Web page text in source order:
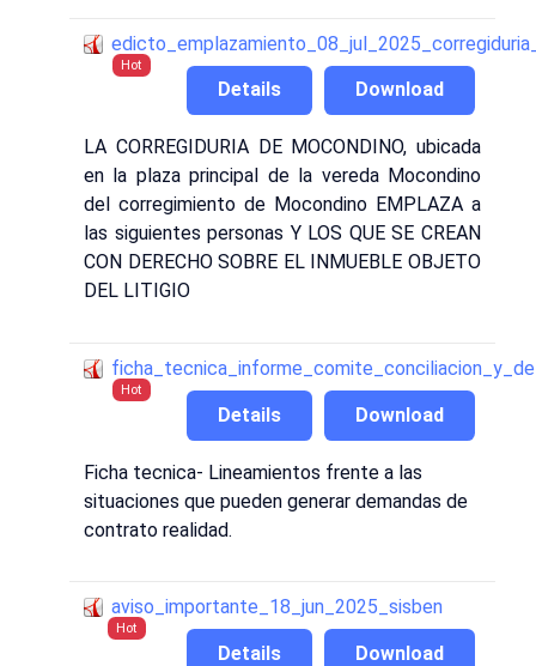
Hot
Download
Details
LA CORREGIDURIA DE MOCONDINO, ubicada
en la plaza principal de la vereda Mocondino
del corregimiento de Mocondino EMPLAZA a
las siguientes personas Y LOS QUE SE CREAN
CON DERECHO SOBRE EL INMUEBLE OBJETO
DEL LITIGIO
Hot
Download
Details
Ficha tecnica- Lineamientos frente a las
situaciones que pueden generar demandas de
contrato realidad.
aviso_importante_18_jun_2025_sisben
Hot
Download
Details